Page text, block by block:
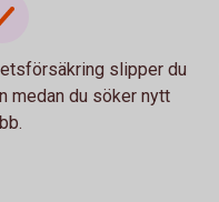
slipper du
medan du söker nytt